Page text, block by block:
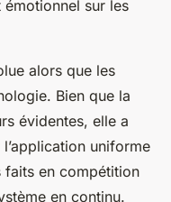
sur les
alors que les
Bien que la
évidentes, elle a
uniforme
faits en compétition
en continu.